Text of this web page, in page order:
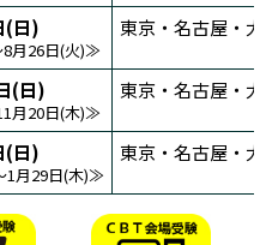
(日)
月26日(火)≫
東京・名古屋・
(日)
月20日(木)≫
東京・名古屋・
(日)
1月29日(木)≫
東京・名古屋・